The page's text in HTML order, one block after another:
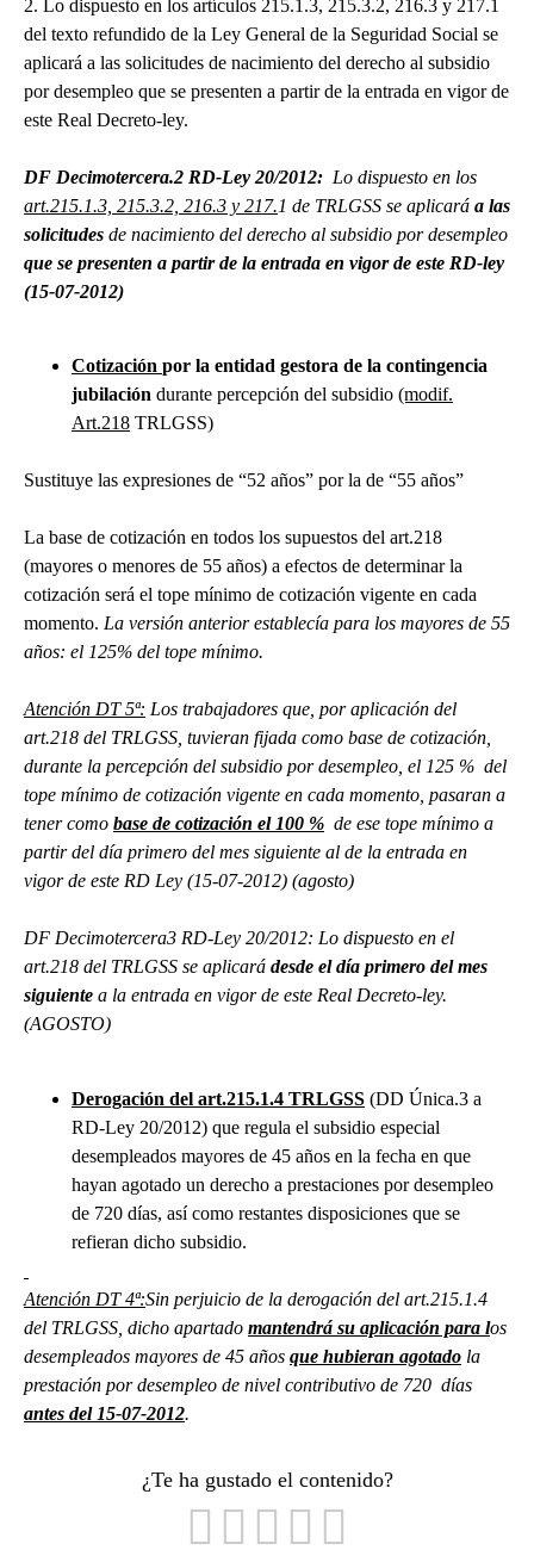
2. Lo dispuesto en los artículos 215.1.3, 215.3.2, 216.3 y 217.1
del texto refundido de la Ley General de la Seguridad Social se
aplicará a las solicitudes de nacimiento del derecho al subsidio
por desempleo que se presenten a partir de la entrada en vigor de
este Real Decreto-ley.
DF Decimotercera.2 RD-Ley 20/2012: Lo dispuesto en los
art.215.1.3, 215.3.2, 216.3 y 217.1 de TRLGSS se aplicará a las
solicitudes de nacimiento del derecho al subsidio por desempleo
que se presenten a partir de la entrada en vigor de este RD-ley
(15-07-2012)
Cotización por la entidad gestora de la contingencia
jubilación durante percepción del subsidio (modif.
Art.218 TRLGSS)
Sustituye las expresiones de “52 años” por la de “55 años”
La base de cotización en todos los supuestos del art.218
(mayores o menores de 55 años) a efectos de determinar la
cotización será el tope mínimo de cotización vigente en cada
momento. La versión anterior establecía para los mayores de 55
años: el 125% del tope mínimo.
Atención DT5ª: Los trabajadores que, por aplicación del
art.218 del TRLGSS, tuvieran fijada como base de cotización,
durante la percepción del subsidio por desempleo, el 125 % del
tope mínimo de cotización vigente en cada momento, pasaran a
tener como base de cotización el 100 % de ese tope mínimo a
partir del día primero del mes siguiente al de la entrada en
vigor de este RD Ley (15-07-2012) (agosto)
DF Decimotercera3 RD-Ley 20/2012: Lo dispuesto en el
art.218 del TRLGSS se aplicará desde el día primero del mes
siguiente a la entrada en vigor de este Real Decreto-ley.
(AGOSTO)
Derogación del art.215.1.4 TRLGSS (DD Única.3 a
RD-Ley 20/2012) que regula el subsidio especial
desempleados mayores de 45 años en la fecha en que
hayan agotado un derecho a prestaciones por desempleo
de 720 días, así como restantes disposiciones que se
refieran dicho subsidio.
Atención DT 4ª:Sin perjuicio de la derogación del art.215.1.4
del TRLGSS, dicho apartado mantendrá su aplicación para los
desempleados mayores de 45 años que hubieran agotado la
prestación por desempleo de nivel contributivo de 720 días
antes del 15-07-2012.
¿Te ha gustado el contenido?